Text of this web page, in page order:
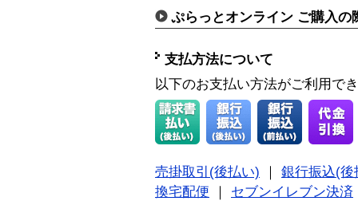
ぷらっとオンライン ご購入の
支払方法について
以下のお支払い方法がご利用で
売掛取引(後払い)
銀行振込(後
換宅配便
セブンイレブン決済